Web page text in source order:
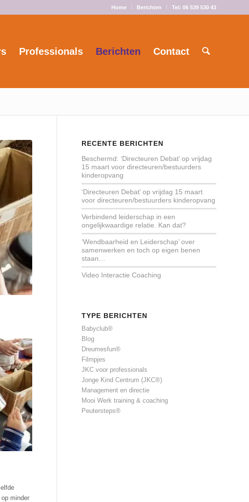
Home Berichten Tel: 06 539 530 43
Professionals Berichten Contact
minder
RECENTE BERICHTEN
Beschermd: ‘Directeuren Debat’ op vrijdag
15 maart voor directeuren/bestuurders
kinderopvang
‘Directeuren Debat’ op vrijdag 15 maart
voor directeuren/bestuurders kinderopvang
Verbindend leiderschap in een
ongelijkwaardige relatie. Kan dat?
‘Wendbaarheid en Leiderschap’ over
samenwerken en toch op eigen benen
staan…
Video Interactie Coaching
TYPE BERICHTEN
Babyclub®
Blog
Dreumesfun®
Filmpjes
JKC voor professionals
Jonge Kind Centrum (JKC®)
Management en directie
Mooi Werk training & coaching
Peutersteps®